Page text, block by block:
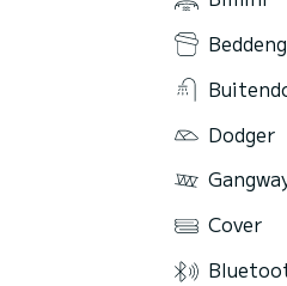
Dodger
Cover